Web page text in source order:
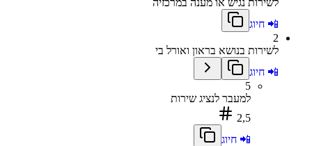
📲 חיוג
2
לשירות בנושא בראון ואורל בי
📲 חיוג
5
למעבר לנציג שירות
2,5
📲 חיוג